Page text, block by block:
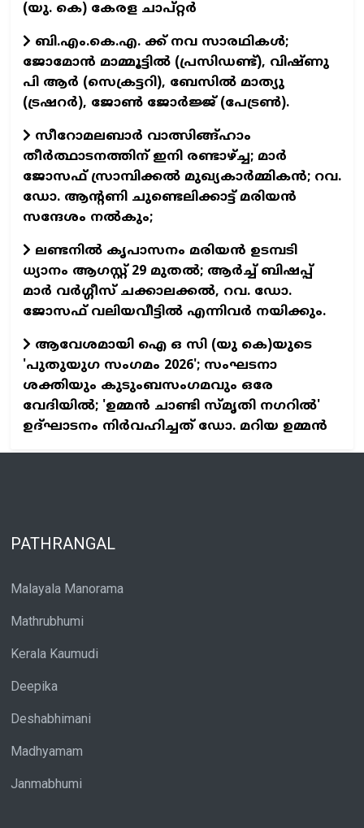
(യു. കെ) കേരള ചാപ്റ്റര്‍
ബി.എം.കെ.എ. ക്ക് നവ സാരഥികള്‍;
ജോമോന്‍ മാമ്മൂട്ടില്‍ (പ്രസിഡണ്ട്), വിഷ്ണു
പി ആര്‍ (സെക്രട്ടറി), ബേസില്‍ മാത്യു
(ട്രഷറര്‍), ജോണ്‍ ജോര്‍ജ്ജ് (പേട്രണ്‍).
സീറോമലബാര്‍ വാത്സിങ്ങ്ഹാം
തീര്‍ത്ഥാടനത്തിന് ഇനി രണ്ടാഴ്ച്ച; മാര്‍
ജോസഫ് സ്രാമ്പിക്കല്‍ മുഖ്യകാര്‍മ്മികന്‍; റവ.
ഡോ. ആന്റണി ചുണ്ടെലിക്കാട്ട് മരിയന്‍
സന്ദേശം നല്‍കും;
ലണ്ടനില്‍ കൃപാസനം മരിയന്‍ ഉടമ്പടി
ധ്യാനം ആഗസ്റ്റ് 29 മുതല്‍; ആര്‍ച്ച് ബിഷപ്പ്
മാര്‍ വര്‍ഗ്ഗീസ് ചക്കാലക്കല്‍, റവ. ഡോ.
ജോസഫ് വലിയവീട്ടില്‍ എന്നിവര്‍ നയിക്കും.
ആവേശമായി ഐ ഒ സി (യു കെ)യുടെ
'പുതുയുഗ സംഗമം 2026'; സംഘടനാ
ശക്തിയും കുടുംബസംഗമവും ഒരേ
വേദിയില്‍; 'ഉമ്മന്‍ ചാണ്ടി സ്മൃതി നഗറില്‍'
ഉദ്ഘാടനം നിര്‍വഹിച്ചത് ഡോ. മറിയ ഉമ്മന്‍
PATHRANGAL
Malayala Manorama
Mathrubhumi
Kerala Kaumudi
Deepika
Deshabhimani
Madhyamam
Janmabhumi